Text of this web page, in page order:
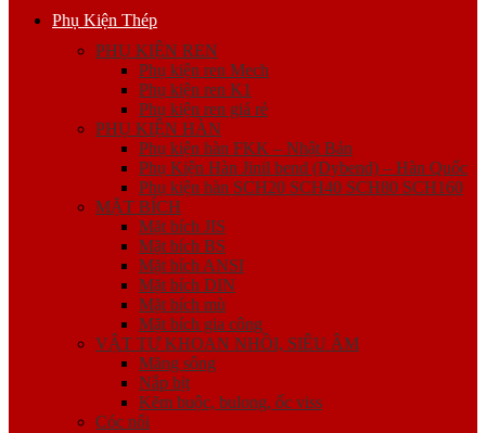
Phụ Kiện Thép
PHỤ KIỆN REN
Phụ kiện ren Mech
Phụ kiện ren K1
Phụ kiện ren giá rẻ
PHỤ KIỆN HÀN
Phụ kiện hàn FKK – Nhật Bản
Phụ Kiện Hàn Jinil bend (Dybend) – Hàn Quốc
Phụ kiện hàn SCH20 SCH40 SCH80 SCH160
MẶT BÍCH
Mặt bích JIS
Mặt bích BS
Mặt bích ANSI
Mặt bích DIN
Mặt bích mù
Mặt bích gia công
VẬT TƯ KHOAN NHỒI, SIÊU ÂM
Măng sông
Nắp bịt
Kẽm buộc, bulong, ốc viss
Cóc nối